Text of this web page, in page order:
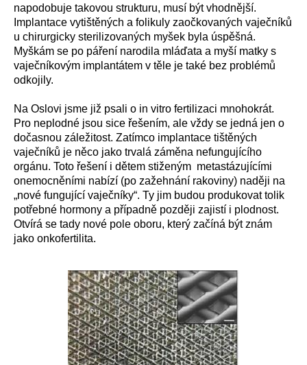
napodobuje takovou strukturu, musí být vhodnější.
Implantace vytištěných a folikuly zaočkovaných vaječníků
u chirurgicky sterilizovaných myšek byla úspěšná.
Myškám se po páření narodila mláďata a myší matky s
vaječníkovým implantátem v těle je také bez problémů
odkojily.
Na Oslovi jsme již psali o in vitro fertilizaci mnohokrát.
Pro neplodné jsou sice řešením, ale vždy se jedná jen o
dočasnou záležitost. Zatímco implantace tištěných
vaječníků je něco jako trvalá záměna nefungujícího
orgánu. Toto řešení i dětem stiženým metastázujícími
onemocněními nabízí (po zažehnání rakoviny) naději na
„nové fungující vaječníky“. Ty jim budou produkovat tolik
potřebné hormony a případně později zajistí i plodnost.
Otvírá se tady nové pole oboru, který začíná být znám
jako onkofertilita.